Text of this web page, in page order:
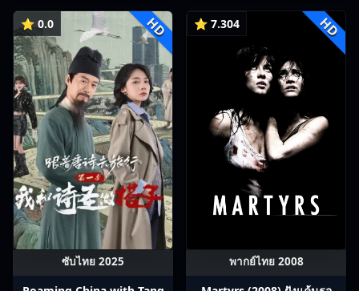
⭐ 0.0 HD
ซับไทย 2025
⭐ 7.304 HD
พากย์ไทย 2008